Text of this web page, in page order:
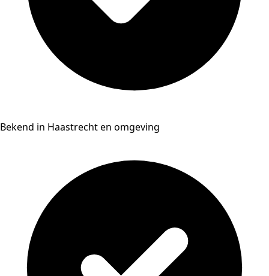
Bekend in Haastrecht en omgeving